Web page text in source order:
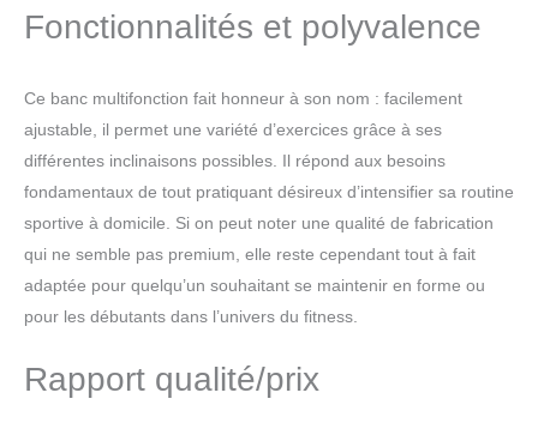
d'entraînement et gardez votre espace
organisé. Performances sont bien supérieures à
【Confortable】Rembourrage confortable et de
soutien:équipé d'un rembourrage en mousse
épaisse de haute densité, notre banc offre un
confort et un soutien optimaux, réduisant ainsi la
tension sur votre dos et vos épaules pendant les
exercices. Le revêtement durable est facile à
nettoyer et à entretenir. Résistant à l'usure/à la
saleté/à la corrosion, peut être utilisé en toute
plus de 80% des muscles de votre corps pour
réaliser un exercice complet.
Fonctionnalités et polyvalence
Ce banc multifonction fait honneur à son nom : facilement
ajustable, il permet une variété d’exercices grâce à ses
différentes inclinaisons possibles. Il répond aux besoins
fondamentaux de tout pratiquant désireux d’intensifier sa routine
sportive à domicile. Si on peut noter une qualité de fabrication
qui ne semble pas premium, elle reste cependant tout à fait
adaptée pour quelqu’un souhaitant se maintenir en forme ou
pour les débutants dans l’univers du fitness.
Rapport qualité/prix